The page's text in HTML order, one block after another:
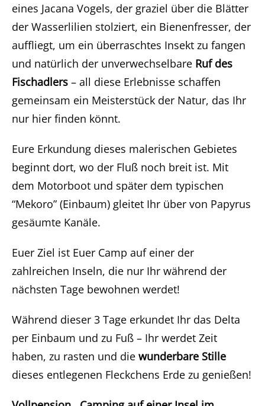
eines Jacana Vogels, der graziel über die Blätter
der Wasserlilien stolziert, ein Bienenfresser, der
auffliegt, um ein überraschtes Insekt zu fangen
und natürlich der unverwechselbare Ruf des
Fischadlers – all diese Erlebnisse schaffen
gemeinsam ein Meisterstück der Natur, das Ihr
nur hier finden könnt.
Eure Erkundung dieses malerischen Gebietes
beginnt dort, wo der Fluß noch breit ist. Mit
dem Motorboot und später dem typischen
“Mekoro” (Einbaum) gleitet Ihr über von Papyrus
gesäumte Kanäle.
Euer Ziel ist Euer Camp auf einer der
zahlreichen Inseln, die nur Ihr während der
nächsten Tage bewohnen werdet!
Während dieser 3 Tage erkundet Ihr das Delta
per Einbaum und zu Fuß – Ihr werdet Zeit
haben, zu rasten und die wunderbare Stille
dieses entlegenen Fleckchens Erde zu genießen!